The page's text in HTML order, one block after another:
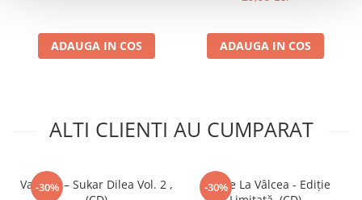
ADAUGA IN COS ADAUGA IN COS
ALTI CLIENTI AU CUMPARAT
-30%
Various – Sukar Dilea Vol. 2 ,
-30%
Adi De La Vâlcea - Ediție